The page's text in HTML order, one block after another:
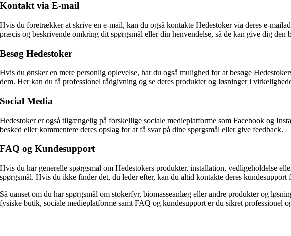
Kontakt via E-mail
Hvis du foretrækker at skrive en e-mail, kan du også kontakte Hedestoker via deres e-
præcis og beskrivende omkring dit spørgsmål eller din henvendelse, så de kan give dig den
Besøg Hedestoker
Hvis du ønsker en mere personlig oplevelse, har du også mulighed for at besøge
dem. Her kan du få professionel rådgivning og se deres produkter og løsninger i
Social Media
Hedestoker er også tilgængelig på forskellige sociale medieplatforme som Facebook og
besked eller kommentere deres opslag for at få svar på dine spørgsmål eller give feedback.
FAQ og Kundesupport
Hvis du har generelle spørgsmål om Hedestokers produkter, installation, vedligeholdelse
spørgsmål. Hvis du ikke finder det, du leder efter, kan du altid kontakte deres
Så uanset om du har spørgsmål om stokerfyr, biomasseanlæg eller andre produkter og
fysiske butik, sociale medieplatforme samt FAQ og kundesupport er du sikret professionel